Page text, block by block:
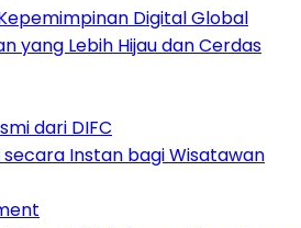
Digital Global
yang Lebih Hijau dan Cerdas
dari DIFC
secara Instan bagi Wisatawan